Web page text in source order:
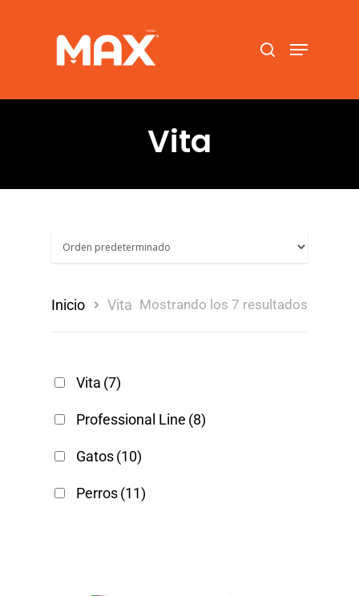
Hit enter to search or ESC to close
Vita
Mostrando los 7 resultados
Inicio Vita
Vita (7)
Professional Line (8)
Gatos(10)
Perros(11)